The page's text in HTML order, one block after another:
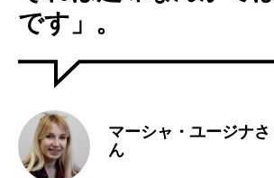
です」。
マーシャ・ユージナさ
ん